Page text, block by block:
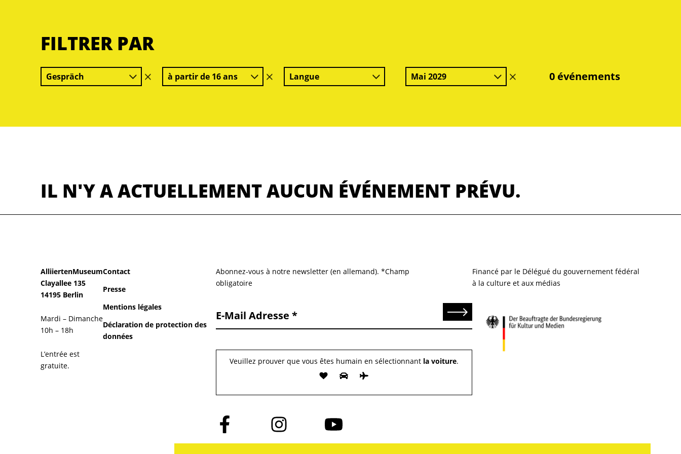
FILTRER PAR
Gespräch
effacerà partir de 16 ans
effacerLangue Mai 2029
effacer
0 événements
IL N'Y A ACTUELLEMENT AUCUN ÉVÉNEMENT PRÉVU.
AlliiertenMuseum
Clayallee 135
14195 Berlin
Mardi – Dimanche
10h – 18h
L’entrée est
gratuite.
Contact
Presse
Mentions légales
Déclaration de protection des
données
Abonnez-vous à notre newsletter (en allemand). *Champ
obligatoire
E-Mail Adresse Send
Veuillez prouver que vous êtes humain en sélectionnantla voiture.
Suivez-
nous
sur
Suivez-
nous
sur
Suivez-
nous
sur
Financé par le Délégué du gouvernement fédéral
à la culture et aux médias